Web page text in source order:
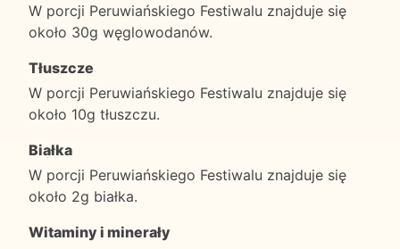
W porcji Peruwiańskiego Festiwalu znajduje się
około 30g węglowodanów.
Tłuszcze
W porcji Peruwiańskiego Festiwalu znajduje się
około 10g tłuszczu.
Białka
W porcji Peruwiańskiego Festiwalu znajduje się
około 2g białka.
Witaminy i minerały